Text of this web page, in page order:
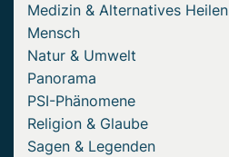
Medizin & Alternatives Heilen
Mensch
Natur & Umwelt
Panorama
PSI-Phänomene
Religion & Glaube
Sagen & Legenden